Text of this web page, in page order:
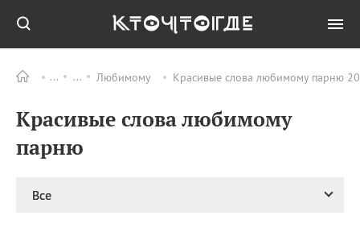
Любимому Красивые слова любимому парню
Красивые слова любимому
парню
Все
ПРАЗДНИКИ Все
06.08 Преображение
Господне у западных